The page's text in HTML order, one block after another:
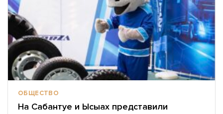
ОБЩЕСТВО
На Сабантуе и Ысыах представили